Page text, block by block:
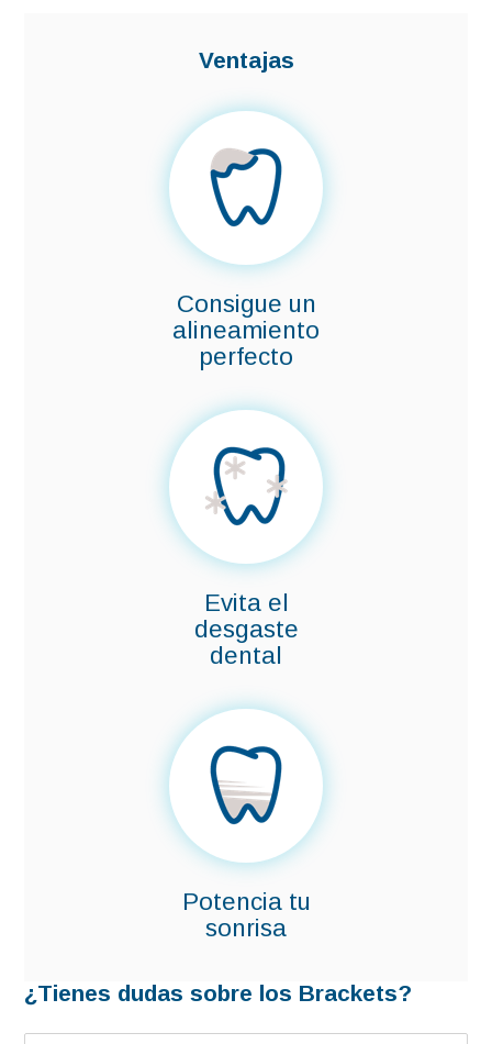
Ventajas
Consigue un
alineamiento
perfecto
Evita el
desgaste
dental
Potencia tu
sonrisa
¿Tienes dudas sobre los Brackets?